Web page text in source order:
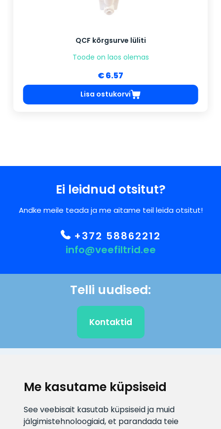
Me kasutame küpsiseid
See veebisait kasutab küpsiseid ja muid
jälgimistehnoloogiaid, et parandada teie
QCF kõrgsurve lüliti
Toode on laos olemas
€ 6.57
Lisa ostukorvi
Ei leidnud otsitut?
Andke meile teada ja me aitame teil leida otsitut!
+372 58862212
info@veefiltrid.ee
Telli uudised:
Kontaktid
info@veefiltrid.ee
Infotelefon
+372 58862212